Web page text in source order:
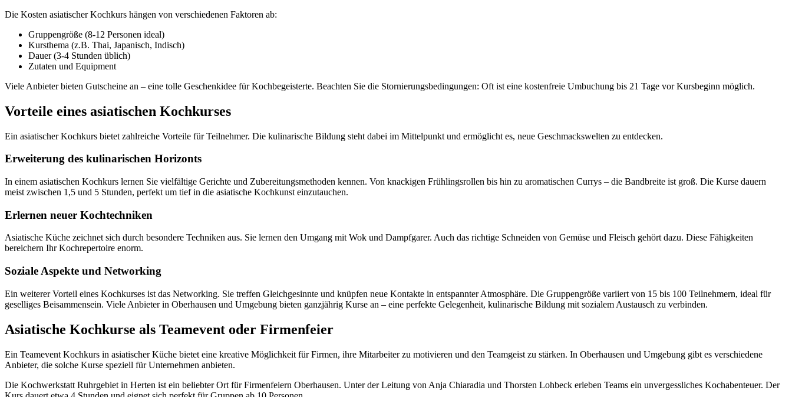
Die Kosten asiatischer Kochkurs hängen von verschiedenen Faktoren ab:
Gruppengröße (8-12 Personen ideal)
Kursthema (z.B. Thai, Japanisch, Indisch)
Dauer (3-4 Stunden üblich)
Zutaten und Equipment
Viele Anbieter bieten Gutscheine an – eine tolle Geschenkidee für Kochbegeisterte. Beachten Sie die Stornierungsbedingungen: Oft ist eine kostenfreie Umbuchung bis 21 Tage vor Kursbeginn möglich.
Vorteile eines asiatischen Kochkurses
Ein asiatischer Kochkurs bietet zahlreiche Vorteile für Teilnehmer. Die kulinarische Bildung steht dabei im Mittelpunkt und ermöglicht es, neue Geschmackswelten zu entdecken.
Erweiterung des kulinarischen Horizonts
In einem asiatischen Kochkurs lernen Sie vielfältige Gerichte und Zubereitungsmethoden kennen. Von knackigen Frühlingsrollen bis hin zu aromatischen Currys – die Bandbreite ist groß. Die Kurse dauern
meist zwischen 1,5 und 5 Stunden, perfekt um tief in die asiatische Kochkunst einzutauchen.
Erlernen neuer Kochtechniken
Asiatische Küche zeichnet sich durch besondere Techniken aus. Sie lernen den Umgang mit Wok und Dampfgarer. Auch das richtige Schneiden von Gemüse und Fleisch gehört dazu. Diese Fähigkeiten
bereichern Ihr Kochrepertoire enorm.
Soziale Aspekte und Networking
Ein weiterer Vorteil eines Kochkurses ist das Networking. Sie treffen Gleichgesinnte und knüpfen neue Kontakte in entspannter Atmosphäre. Die Gruppengröße variiert von 15 bis 100 Teilnehmern, ideal für
geselliges Beisammensein. Viele Anbieter in Oberhausen und Umgebung bieten ganzjährig Kurse an – eine perfekte Gelegenheit, kulinarische Bildung mit sozialem Austausch zu verbinden.
Asiatische Kochkurse als Teamevent oder Firmenfeier
Ein Teamevent Kochkurs in asiatischer Küche bietet eine kreative Möglichkeit für Firmen, ihre Mitarbeiter zu motivieren und den Teamgeist zu stärken. In Oberhausen und Umgebung gibt es verschiedene
Anbieter, die solche Kurse speziell für Unternehmen anbieten.
Die Kochwerkstatt Ruhrgebiet in Herten ist ein beliebter Ort für Firmenfeiern Oberhausen. Unter der Leitung von Anja Chiaradia und Thorsten Lohbeck erleben Teams ein unvergessliches Kochabenteuer. Der